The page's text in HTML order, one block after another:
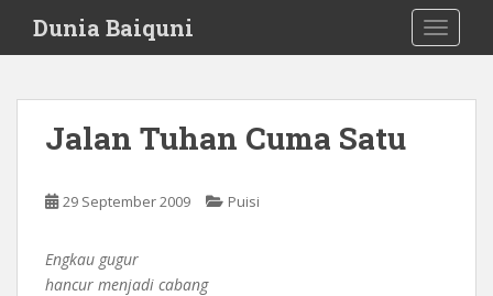
i
Dunia Baiquni
Jalan Tuhan Cuma Satu
29 September 2009 Puisi
Engkau gugur
hancur menjadi cabang